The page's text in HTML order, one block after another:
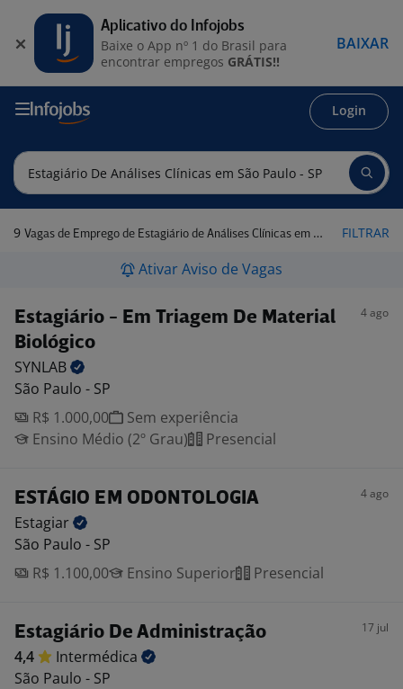
Login
9 Vagas de Emprego de Estagiário de Análises Clínicas em São Paulo - SP FILTRAR
Ativar Aviso de Vagas
Estagiário - Em Triagem De Material
Biológico
4 ago
SYNLAB
São Paulo - SP
R$ 1.000,00
Sem experiência
Ensino Médio (2º Grau)
Presencial
ESTÁGIO EM ODONTOLOGIA 4 ago
Estagiar
São Paulo - SP
R$ 1.100,00
Ensino Superior Presencial
Estagiário De Administração 17 jul
4,4
Intermédica
São Paulo - SP
Aplicativo do Infojobs
Baixe o App nº 1 do Brasil para
encontrar empregos GRÁTIS!!
BAIXAR